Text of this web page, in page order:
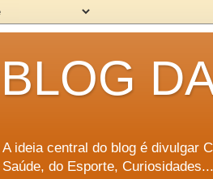
BLOG
A ideia central do blog é divulgar
Saúde, do Esporte, Curiosidades...